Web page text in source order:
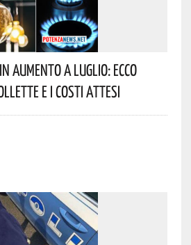
Aumento A Luglio: Ecco
E I Costi Attesi